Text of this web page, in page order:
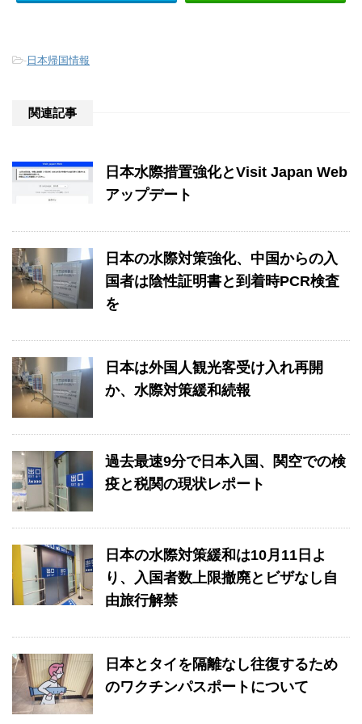
- 日本帰国情報
関連記事
日本水際措置強化とVisit Japan Web
アップデート
日本の水際対策強化、中国からの入
国者は陰性証明書と到着時PCR検査
を
日本は外国人観光客受け入れ再開
か、水際対策緩和続報
過去最速9分で日本入国、関空での検
疫と税関の現状レポート
日本の水際対策緩和は10月11日よ
り、入国者数上限撤廃とビザなし自
由旅行解禁
日本とタイを隔離なし往復するため
のワクチンパスポートについて